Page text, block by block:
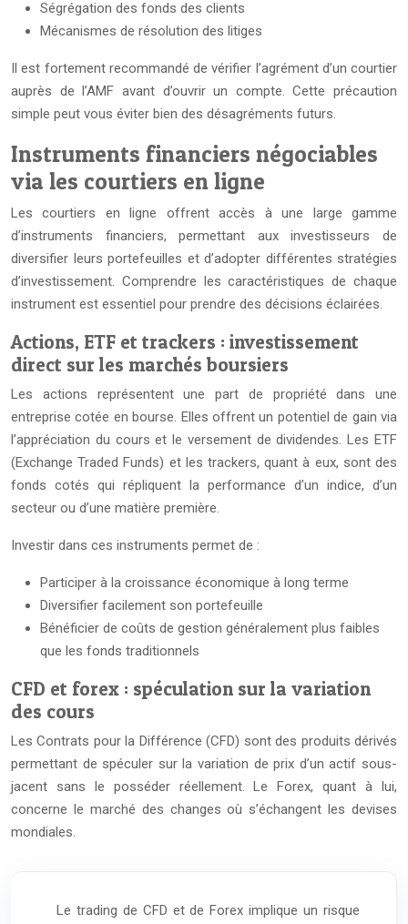
Ségrégation des fonds des clients
Mécanismes de résolution des litiges
Il est fortement recommandé de vérifier l’agrément d’un courtier
auprès de l’AMF avant d’ouvrir un compte. Cette précaution
simple peut vous éviter bien des désagréments futurs.
Instruments financiers négociables
via les courtiers en ligne
Les courtiers en ligne offrent accès à une large gamme
d’instruments financiers, permettant aux investisseurs de
diversifier leurs portefeuilles et d’adopter différentes stratégies
d’investissement. Comprendre les caractéristiques de chaque
instrument est essentiel pour prendre des décisions éclairées.
Actions, ETF et trackers : investissement
direct sur les marchés boursiers
Les actions représentent une part de propriété dans une
entreprise cotée en bourse. Elles offrent un potentiel de gain via
l’appréciation du cours et le versement de dividendes. Les ETF
(Exchange Traded Funds) et les trackers, quant à eux, sont des
fonds cotés qui répliquent la performance d’un indice, d’un
secteur ou d’une matière première.
Investir dans ces instruments permet de :
Participer à la croissance économique à long terme
Diversifier facilement son portefeuille
Bénéficier de coûts de gestion généralement plus faibles
que les fonds traditionnels
CFD et forex : spéculation sur la variation
des cours
Les Contrats pour la Différence (CFD) sont des produits dérivés
permettant de spéculer sur la variation de prix d’un actif sous-
jacent sans le posséder réellement. Le Forex, quant à lui,
concerne le marché des changes où s’échangent les devises
mondiales.
Le trading de CFD et de Forex implique un risque